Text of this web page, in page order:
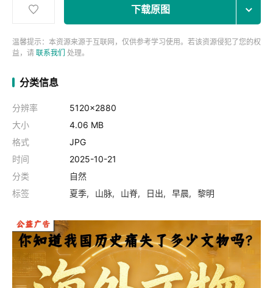
下载原图
温馨提示：本资源来源于互联网，仅供参考学习使用。若该资源侵犯了您的权
益，请 联系我们 处理。
分类信息
分辨率
5120x2880
大小
4.06 MB
格式
JPG
时间
2025-10-21
分类
自然
标签
夏季 山脉 山脊 日出 早晨 黎明